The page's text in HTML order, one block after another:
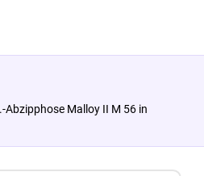
Abzipphose Malloy II M 56 in